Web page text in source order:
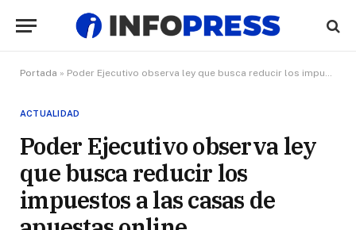
Portada » Poder Ejecutivo observa ley que busca reducir los impuestos a las casas de apuestas online
ACTUALIDAD
Poder Ejecutivo observa ley
que busca reducir los
impuestos a las casas de